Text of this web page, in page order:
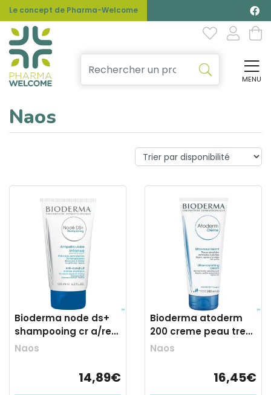
Le concept de Pharma-Welcome
MENU
Naos
Bioderma node ds+
shampooing cr a/rec.
tube 125ml
Naos
14,89€
Bioderma atoderm
200 creme peau tres
seche 200ml
Naos
16,45€